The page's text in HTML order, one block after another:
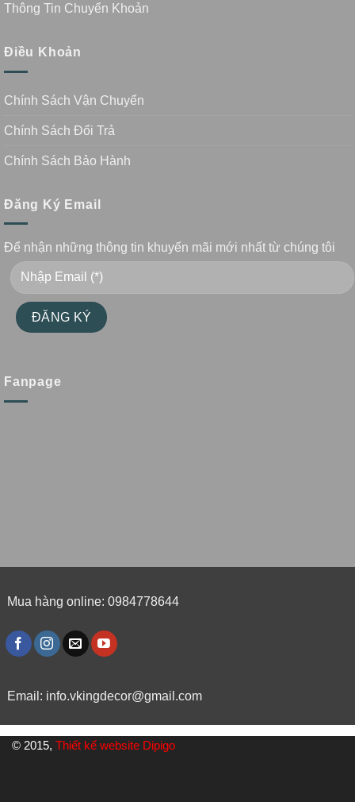
Thông Tin Chuyển Khoản
Điều Khoản
Chính Sách Vận Chuyển
Chính Sách Đổi Trả
Chính Sách Bảo Hành
Đăng Ký Email
Để nhận những thông tin khuyến mãi mới nhất từ chúng tôi
Fanpage
Mua hàng online: 0984778644
Email: info.vkingdecor@gmail.com
© 2015, Thiết kế website Dipigo